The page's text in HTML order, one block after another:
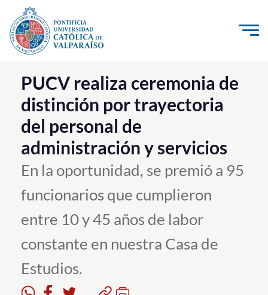
Click acá para ir directamente al contenido
La Universidad
Investigación, Creación e Innovación
PUCV Internacional
Vinculación con el Medio
Admisión
Pregrado
Formación Continua
PUCV realiza ceremonia de
distinción por trayectoria
del personal de
administración y servicios
En la oportunidad, se premió a 95
funcionarios que cumplieron
entre 10 y 45 años de labor
constante en nuestra Casa de
Estudios.